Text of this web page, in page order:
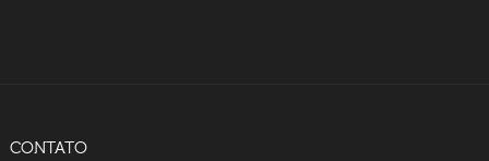
CONTATO